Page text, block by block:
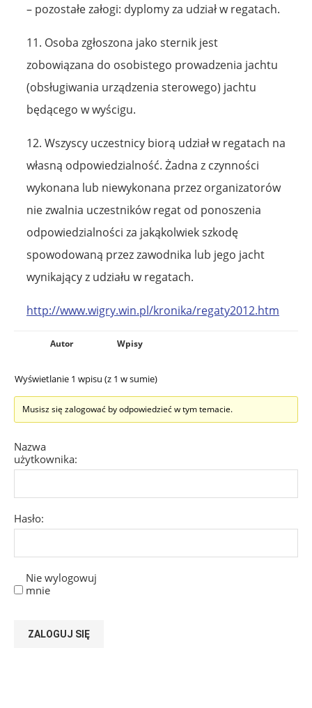
– pozostałe załogi: dyplomy za udział w regatach.
11. Osoba zgłoszona jako sternik jest
zobowiązana do osobistego prowadzenia jachtu
(obsługiwania urządzenia sterowego) jachtu
będącego w wyścigu.
12. Wszyscy uczestnicy biorą udział w regatach na
własną odpowiedzialność. Żadna z czynności
wykonana lub niewykonana przez organizatorów
nie zwalnia uczestników regat od ponoszenia
odpowiedzialności za jakąkolwiek szkodę
spowodowaną przez zawodnika lub jego jacht
wynikający z udziału w regatach.
http://www.wigry.win.pl/kronika/regaty2012.htm
Autor Wpisy
Wyświetlanie 1 wpisu (z 1 w sumie)
Musisz się zalogować by odpowiedzieć w tym temacie.
Nazwa
użytkownika:
Hasło:
Nie wylogowuj
mnie
ZALOGUJ SIĘ